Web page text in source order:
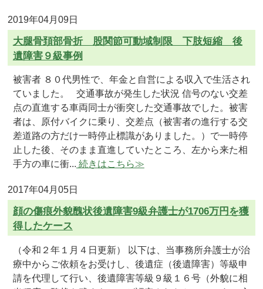
2019年04月09日
大腿骨頚部骨折 股関節可動域制限 下肢短縮 後
遺障害９級事例
被害者 ８０代男性で、年金と自営による収入で生活され
ていました。 交通事故が発生した状況 信号のない交差
点の直進する車両同士が衝突した交通事故でした。被害
者は、原付バイクに乗り、交差点（被害者の進行する交
差道路の方だけ一時停止標識がありました。）で一時停
止した後、そのまま直進していたところ、左から来た相
手方の車に衝... 続きはこちら≫
2017年04月05日
顔の傷痕外貌醜状後遺障害9級弁護士が1706万円を獲
得したケース
（令和２年１月４日更新） 以下は、当事務所弁護士が治
療中からご依頼をお受けし、後遺症（後遺障害）等級申
請を代理して行い、後遺障害等級９級１６号（外貌に相